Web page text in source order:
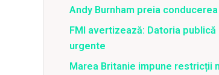
Andy Burnham preia
FMI avertizează: Datoria
urgente
Marea Britanie impune